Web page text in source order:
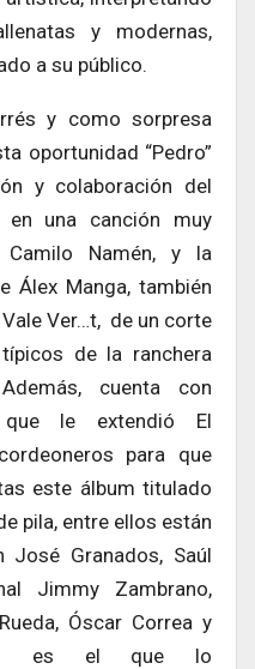
y modernas,
a su público.
y como sorpresa
oportunidad “Pedro”
y colaboración del
en una canción muy
Namén, y la
Manga, también
Ver…t, de un corte
de la ranchera
cuenta con
que le extendió El
para que
este álbum titulado
pila, entre ellos están
José Granados, Saúl
Jimmy Zambrano,
Óscar Correa y
es el que lo